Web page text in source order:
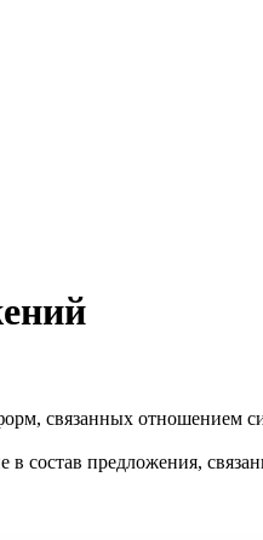
связанных отношением
состав предложения,